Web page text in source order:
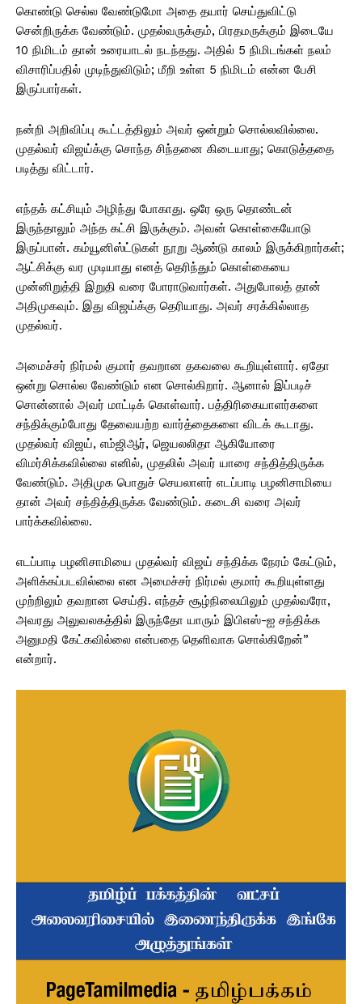
கொண்டு செல்ல வேண்டுமோ அதை தயார் செய்துவிட்டு
சென்றிருக்க வேண்டும். முதல்வருக்கும், பிரதமருக்கும் இடையே
10 நிமிடம் தான் உரையாடல் நடந்தது. அதில் 5 நிமிடங்கள் நலம்
விசாரிப்பதில் முடிந்துவிடும்; மீறி உள்ள 5 நிமிடம் என்ன பேசி
இருப்பார்கள்.
நன்றி அறிவிப்பு கூட்டத்திலும் அவர் ஒன்றும் சொல்லவில்லை.
முதல்வர் விஜய்க்கு சொந்த சிந்தனை கிடையாது; கொடுத்ததை
படித்து விட்டார்.
எந்தக் கட்சியும் அழிந்து போகாது. ஒரே ஒரு தொண்டன்
இருந்தாலும் அந்த கட்சி இருக்கும். அவன் கொள்கையோடு
இருப்பான். கம்யூனிஸ்ட்டுகள் நூறு ஆண்டு காலம் இருக்கிறார்கள்;
ஆட்சிக்கு வர முடியாது எனத் தெரிந்தும் கொள்கையை
முன்னிறுத்தி இறுதி வரை போராடுவார்கள். அதுபோலத் தான்
அதிமுகவும். இது விஜய்க்கு தெரியாது. அவர் சரக்கில்லாத
முதல்வர்.
அமைச்சர் நிர்மல் குமார் தவறான தகவலை கூறியுள்ளார். ஏதோ
ஒன்று சொல்ல வேண்டும் என சொல்கிறார். ஆனால் இப்படிச்
சொன்னால் அவர் மாட்டிக் கொள்வார். பத்திரிகையாளர்களை
சந்திக்கும்போது தேவையற்ற வார்த்தைகளை விடக் கூடாது.
முதல்வர் விஜய், எம்ஜிஆர், ஜெயலலிதா ஆகியோரை
விமர்சிக்கவில்லை எனில், முதலில் அவர் யாரை சந்தித்திருக்க
வேண்டும். அதிமுக பொதுச் செயலாளர் எடப்பாடி பழனிசாமியை
தான் அவர் சந்தித்திருக்க வேண்டும். கடைசி வரை அவர்
பார்க்கவில்லை.
எடப்பாடி பழனிசாமியை முதல்வர் விஜய் சந்திக்க நேரம் கேட்டும்,
அளிக்கப்படவில்லை என அமைச்சர் நிர்மல் குமார் கூறியுள்ளது
முற்றிலும் தவறான செய்தி. எந்தச் சூழ்நிலையிலும் முதல்வரோ,
அவரது அலுவலகத்தில் இருந்தோ யாரும் இபிஎஸ்-ஐ சந்திக்க
அனுமதி கேட்கவில்லை என்பதை தெளிவாக சொல்கிறேன்”
என்றார்.